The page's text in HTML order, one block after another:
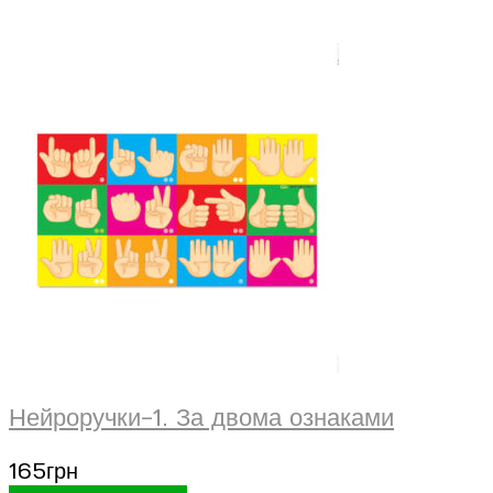
Нейроручки-1. За двома ознаками
165грн